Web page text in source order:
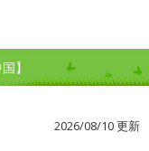
】
2026/08/10 更新